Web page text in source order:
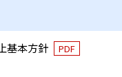
基本方針 PDF